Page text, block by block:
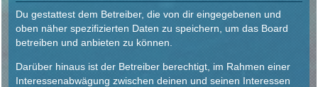
Du gestattest dem Betreiber, die von dir eingegebenen und
oben näher spezifizierten Daten zu speichern, um das Board
betreiben und anbieten zu können.
Darüber hinaus ist der Betreiber berechtigt, im Rahmen einer
Interessenabwägung zwischen deinen und seinen Interessen